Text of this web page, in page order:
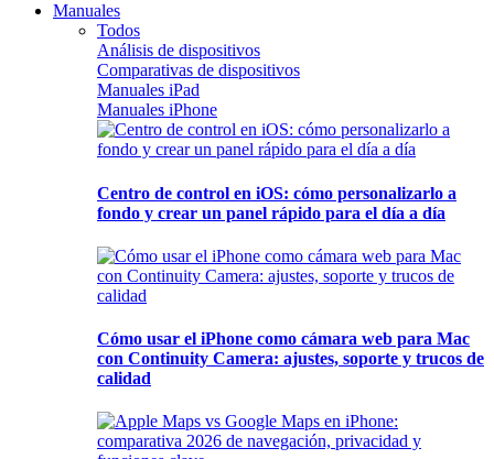
Manuales
Todos
Análisis de dispositivos
Comparativas de dispositivos
Manuales iPad
Manuales iPhone
Centro de control en iOS: cómo personalizarlo a
fondo y crear un panel rápido para el día a día
Cómo usar el iPhone como cámara web para Mac
con Continuity Camera: ajustes, soporte y trucos de
calidad